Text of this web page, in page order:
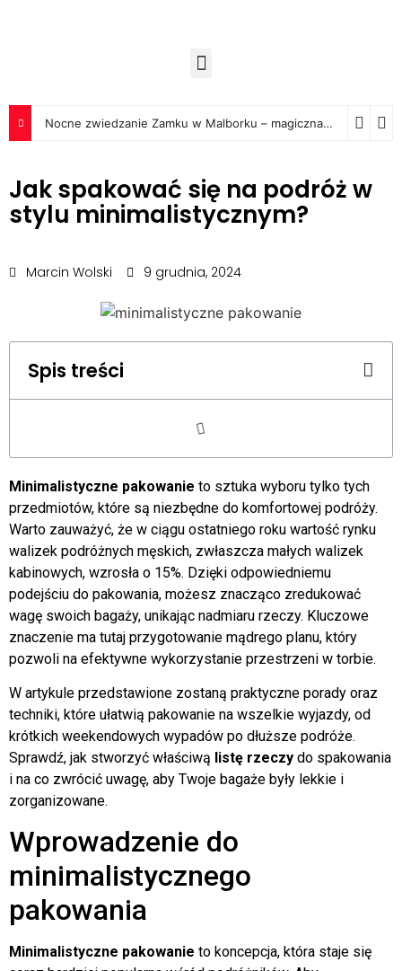
Nocne zwiedzanie Zamku w Malborku – magiczna podróż w czasie
Jak spakować się na podróż w
stylu minimalistycznym?
Marcin Wolski 9 grudnia, 2024
Spis treści
Minimalistyczne pakowanie to sztuka wyboru tylko tych
przedmiotów, które są niezbędne do komfortowej podróży.
Warto zauważyć, że w ciągu ostatniego roku wartość rynku
walizek podróżnych męskich, zwłaszcza małych walizek
kabinowych, wzrosła o 15%. Dzięki odpowiedniemu
podejściu do pakowania, możesz znacząco zredukować
wagę swoich bagaży, unikając nadmiaru rzeczy. Kluczowe
znaczenie ma tutaj przygotowanie mądrego planu, który
pozwoli na efektywne wykorzystanie przestrzeni w torbie.
W artykule przedstawione zostaną praktyczne porady oraz
techniki, które ułatwią pakowanie na wszelkie wyjazdy, od
krótkich weekendowych wypadów po dłuższe podróże.
Sprawdź, jak stworzyć właściwą listę rzeczy do spakowania
i na co zwrócić uwagę, aby Twoje bagaże były lekkie i
zorganizowane.
Wprowadzenie do
minimalistycznego
pakowania
Minimalistyczne pakowanie to koncepcja, która staje się